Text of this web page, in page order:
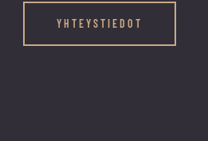
YHTEYSTIEDOT